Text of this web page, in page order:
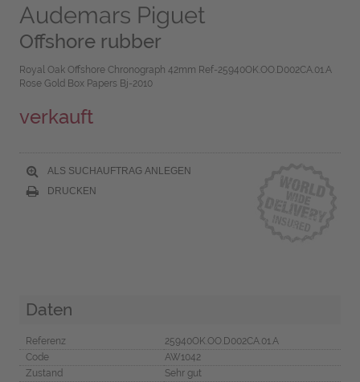
Audemars Piguet
Offshore rubber
Royal Oak Offshore Chronograph 42mm Ref-25940OK.OO.D002CA.01.A
Rose Gold Box Papers Bj-2010
verkauft
ALS SUCHAUFTRAG ANLEGEN
DRUCKEN
Daten
Referenz
25940OK.OO.D002CA.01.A
Code
AW1042
Zustand
Sehr gut